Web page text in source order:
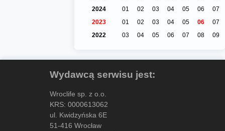
2024
01 02 03 04 05 06
07
2023
01 02 03 04 05 06
07
2022
03 04 05 06 07 08 09
Wydawcą serwisu jest:
Wroclife sp. z o.o.
KRS: 0000613062
ul. Kwidzyńska 6E
51-416 Wrocław